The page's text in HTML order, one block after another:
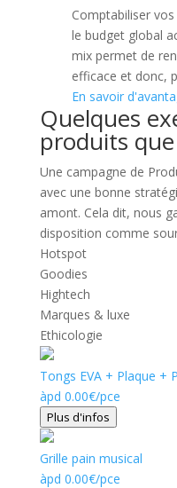
Comptabiliser
le budget global
mix permet de
efficace et donc,
En savoir
Quelques
produits
Une campagne de
avec une bonne
amont. Cela dit, nous
disposition comme
Hotspot
Goodies
Hightech
Marques & luxe
Ethicologie
Tongs EVA + Plaque +
àpd 0.00€/pce
Plus d'infos
Grille pain musical
àpd 0.00€/pce